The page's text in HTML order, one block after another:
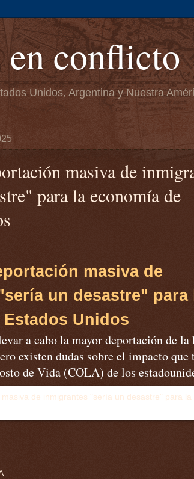
en conflicto
Unidos, Argentina y Nuestra
masiva de
para la economía de
masiva de
un desastre" para
Unidos
a cabo la mayor deportación de
existen dudas sobre el impacto que
de Vida (COLA) de los